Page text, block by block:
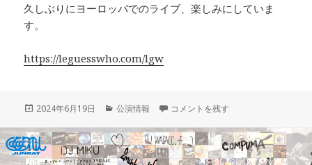
久しぶりにヨーロッパでのライブ、楽しみにしていま
す。
https://leguesswho.com/lgw
投
日:
2024年6月19日
カ
ゴ
リ
ー
公演情報 11/8 「LE GUESS WHO?」フェステ
コメントを残す